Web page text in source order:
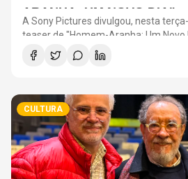
ARANHA: UM NOVO DIA"
A Sony Pictures divulgou, nesta
teaser de "Homem-Aranha: Um Novo
participação de Lionel Messi. O astro
com o universo do herói em uma
CULTURA